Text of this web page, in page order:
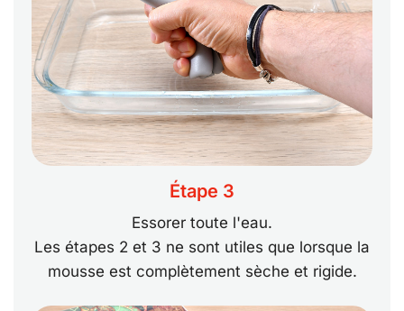
Étape 3
Essorer toute l'eau.
Les étapes 2 et 3 ne sont utiles que lorsque la
mousse est complètement sèche et rigide.